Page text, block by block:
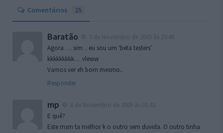
Comentários 25
Baratão
Agora … sim .. eu sou um ‘beta testers’
kkkkkkkkk… vleww
Vamos ver eh bom mesmo..
Responder
mp
E quê?
Este msm ta melhor k o outro sem duvida. O outro tinha